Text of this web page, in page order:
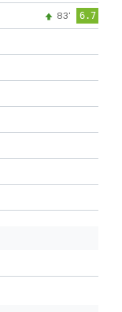
83' 6.7